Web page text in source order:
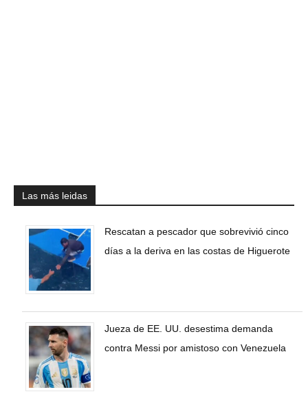
Las más leidas
Rescatan a pescador que sobrevivió cinco
días a la deriva en las costas de Higuerote
Jueza de EE. UU. desestima demanda
contra Messi por amistoso con Venezuela